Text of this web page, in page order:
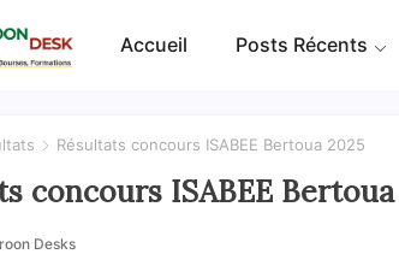
Accueil Posts Récents
Résultats concours ISABEE Bertoua 2025
concours ISABEE Bertoua
Desks